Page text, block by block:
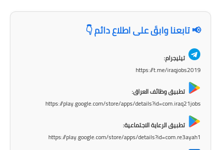
فن ومشاهير
📢 تابعنا وابقَ على اطلاع دائم 👇
تيليجرام:
https://t.me/iraqjobs2019
تطبيق وظائف العراق:
https://play.google.com/store/apps/details?id=com.iraq21jobs
تطبيق الرعاية الاجتماعية:
https://play.google.com/store/apps/details?id=com.re3ayah1